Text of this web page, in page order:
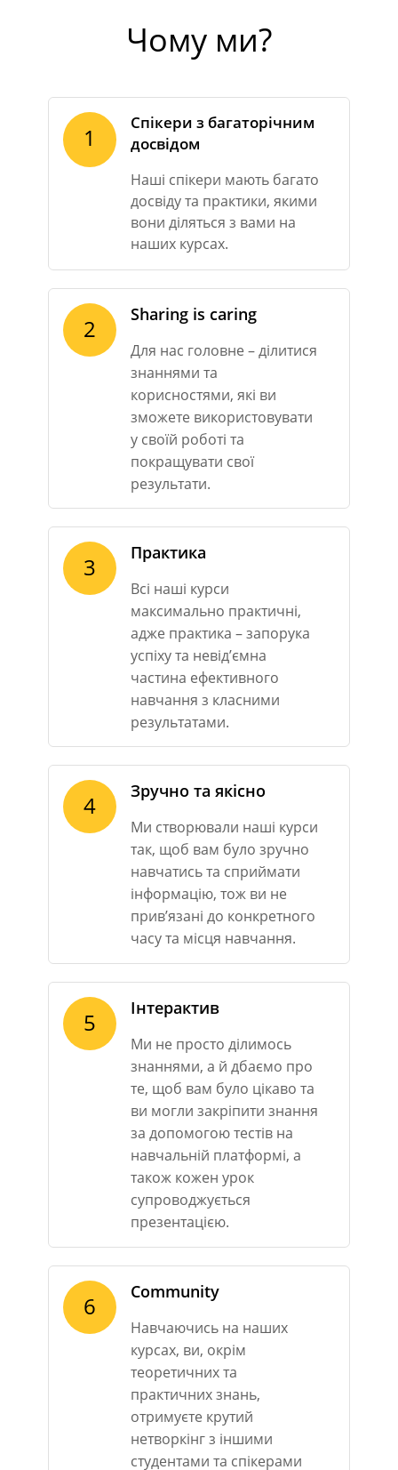
Чому ми?
1
Спікери з багаторічним
досвідом
Наші спікери мають багато
досвіду та практики, якими
вони діляться з вами на
наших курсах.
2 Sharing is caring
Для нас головне – ділитися
знаннями та
корисностями, які ви
зможете використовувати
у своїй роботі та
покращувати свої
результати.
3 Практика
Всі наші курси
максимально практичні,
адже практика – запорука
успіху та невід’ємна
частина ефективного
навчання з класними
результатами.
4 Зручно та якісно
Ми створювали наші курси
так, щоб вам було зручно
навчатись та сприймати
інформацію, тож ви не
прив’язані до конкретного
часу та місця навчання.
5 Інтерактив
Ми не просто ділимось
знаннями, а й дбаємо про
те, щоб вам було цікаво та
ви могли закріпити знання
за допомогою тестів на
навчальній платформі, а
також кожен урок
супроводжується
презентацією.
6 Community
Навчаючись на наших
курсах, ви, окрім
теоретичних та
практичних знань,
отримуєте крутий
нетворкінг з іншими
студентами та спікерами